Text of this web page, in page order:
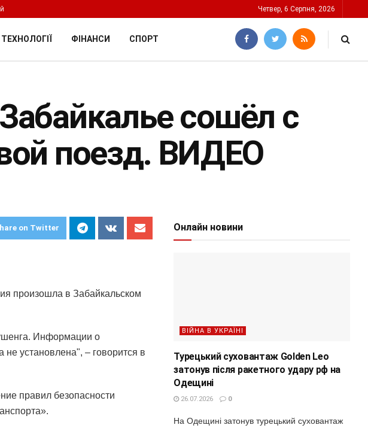
Четвер, 6 Серпня, 2026
ТЕХНОЛОГІЇ ФІНАНСИ СПОРТ
сошёл с
поезд. ВИДЕО
on Twitter
произошла в Забайкальском
Информации о
установлена", – говорится в
правил безопасности
Онлайн новини
ВІЙНА В УКРАЇНІ
Турецький суховантаж Golden Leo
затонув після ракетного удару рф на
Одещині
26.07.2026 0
На Одещині затонув турецький суховантаж